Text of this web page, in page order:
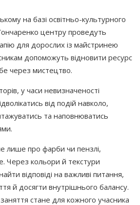
на базі освітньо-культурного
центру проведуть
для дорослих із майстринею
допоможуть відновити ресурс
через мистецтво.
у часи невизначеності
від подій навколо,
та наповнюватись
лише про фарби чи пензлі,
Через кольори й текстури
відповіді на важливі питання,
й досягти внутрішнього балансу.
стане для кожного учасника